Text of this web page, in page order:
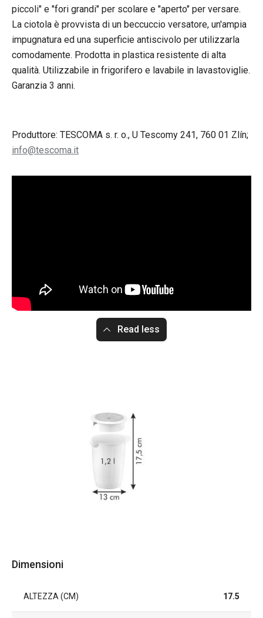
piccoli" e "fori grandi" per scolare e "aperto" per versare.
La ciotola è provvista di un beccuccio versatore, un'ampia
impugnatura ed una superficie antiscivolo per utilizzarla
comodamente. Prodotta in plastica resistente di alta
qualità. Utilizzabile in frigorifero e lavabile in lavastoviglie.
Garanzia 3 anni.
Produttore: TESCOMA s. r. o., U Tescomy 241, 760 01 Zlín;
info@tescoma.it
Read less
Dimensioni
ALTEZZA (CM) 17.5